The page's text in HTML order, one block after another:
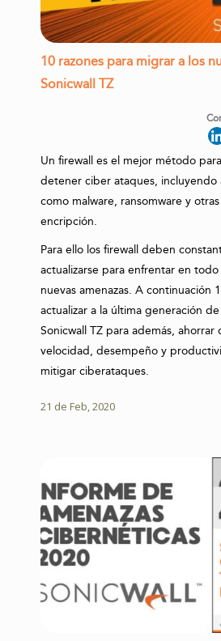
10 razones para migrar a los
Sonicwall TZ
Un firewall es el mejor método
detener ciber ataques, incluyendo
como malware, ransomware y
encripción.
Para ello los firewall deben
actualizarse para enfrentar en
nuevas amenazas. A continuación
actualizar a la última generación
Sonicwall TZ para además,
velocidad, desempeño y
mitigar ciberataques.
21 de Feb, 2020